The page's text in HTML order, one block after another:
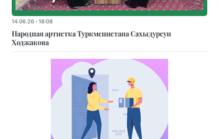
14.06.26 - 18:08
Народная артистка Туркменистана Сахыдурсун
Ходжакова